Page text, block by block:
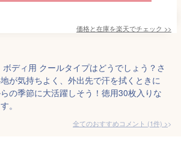
価格と在庫を楽天でチェック >>
ボディ用 クールタイプはどうでしょう？さ
が気持ちよく、外出先で汗を拭くときに
の季節に大活躍しそう！徳用30枚入りな
。
全てのおすすめコメント (1件) >